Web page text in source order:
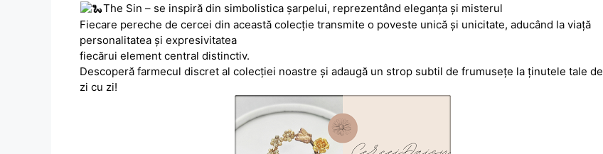
The Sin – se inspiră din simbolistica șarpelui, reprezentând eleganța și misterul
Fiecare pereche de cercei din această colecție transmite o poveste unică și unicitate, aducând la viață
personalitatea și expresivitatea
fiecărui element central distinctiv.
Descoperă farmecul discret al colecției noastre și adaugă un strop subtil de frumusețe la ținutele tale de
zi cu zi!